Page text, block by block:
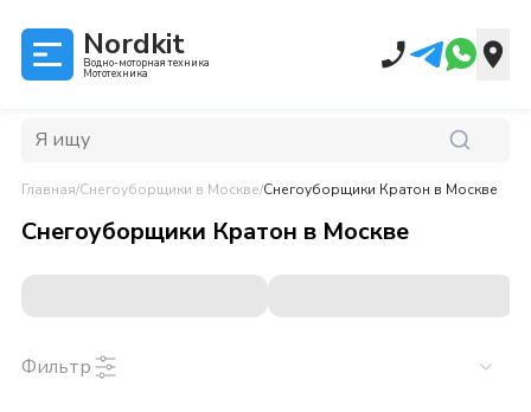
Nordkit
Водно-моторная техника
Мототехника
Главная/Снегоуборщики в Москве/Снегоуборщики Кратон в Москве
Снегоуборщики Кратон в Москве
Фильтр